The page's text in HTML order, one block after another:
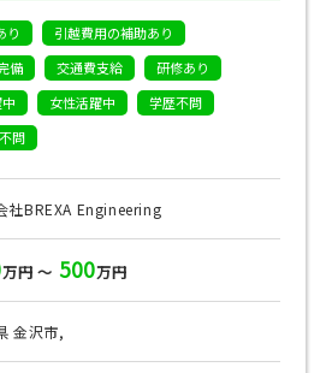
り
引越費用の補助あり
備 交通費支給
研修あり
女性活躍中
学歴不問
問
社BREXA Engineering
万円 ～ 500万円
金沢市,